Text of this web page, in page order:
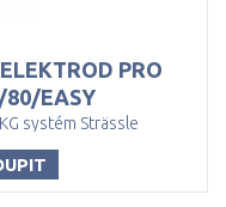
PRO
80/EASY
systém Strässle